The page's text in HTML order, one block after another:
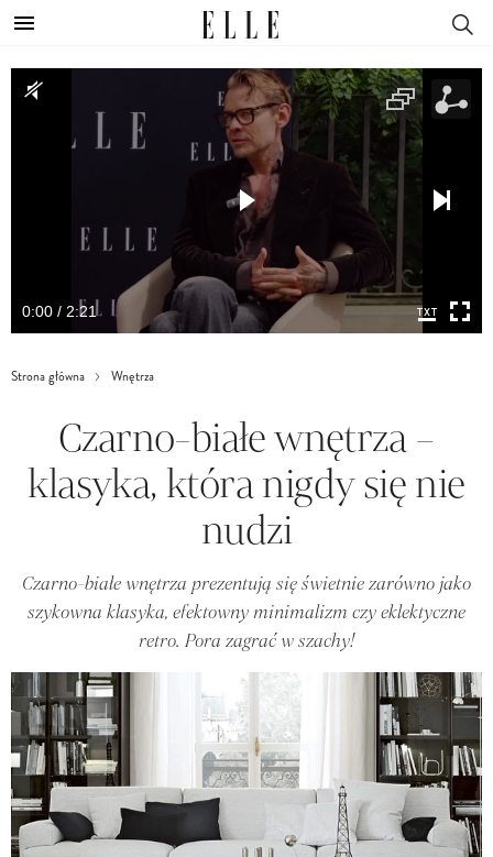
0:00 / 2:21
Strona główna Wnętrza
Czarno-białe wnętrza –
klasyka, która nigdy się nie
nudzi
Czarno-białe wnętrza prezentują się świetnie zarówno jako
szykowna klasyka, efektowny minimalizm czy eklektyczne
retro. Pora zagrać w szachy!